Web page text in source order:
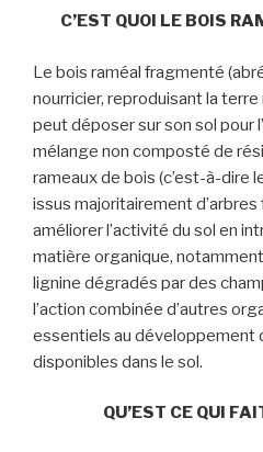
C’EST QUOI LE BOIS
Le bois raméal fragmenté
nourricier, reproduisant la terre
peut déposer sur son sol pour
mélange non composté de
rameaux de bois (c’est-à-dire
issus majoritairement d’arbres
améliorer l’activité du sol en
matière organique,
lignine dégradés par des
l’action combinée d’autres
essentiels au développement
disponibles dans le sol.
QU’EST CE QUI